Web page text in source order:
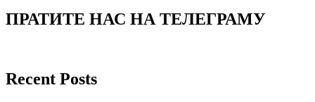
ПРАТИТЕ НАС НА ТЕЛЕГРАМУ
Recent Posts